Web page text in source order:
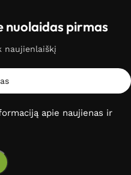
nuolaidas pirmas
naujienlaiškį
apie naujienas ir